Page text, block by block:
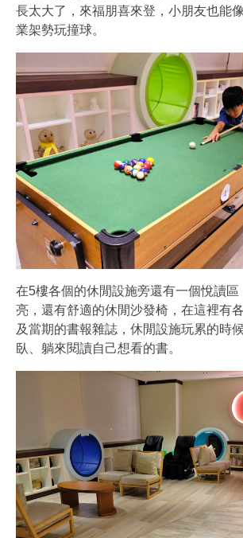
長太大了，來福朋喜來登，小朋友也能
業架勢玩撞球。
在5樓各個的休閒設施旁還有一個悅讀區
亮，還有舒適的休閒沙發椅，在這裡有
及當期的書報雜誌，休閒設施玩累的時
臥、躺來閱讀自己想看的書。